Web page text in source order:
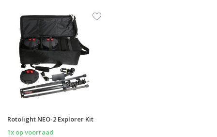
Rotolight NEO-2 Explorer Kit
1x op voorraad